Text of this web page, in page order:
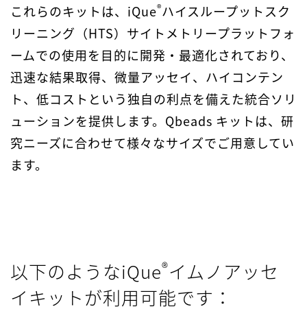
これらのキットは、iQue®ハイスループットスク
リーニング（HTS）サイトメトリープラットフォ
ームでの使用を目的に開発・最適化されており、
迅速な結果取得、微量アッセイ、ハイコンテン
ト、低コストという独自の利点を備えた統合ソリ
ューションを提供します。Qbeads キットは、研
究ニーズに合わせて様々なサイズでご用意してい
ます。
以下のようなiQue®イムノアッセ
イキットが利用可能です：